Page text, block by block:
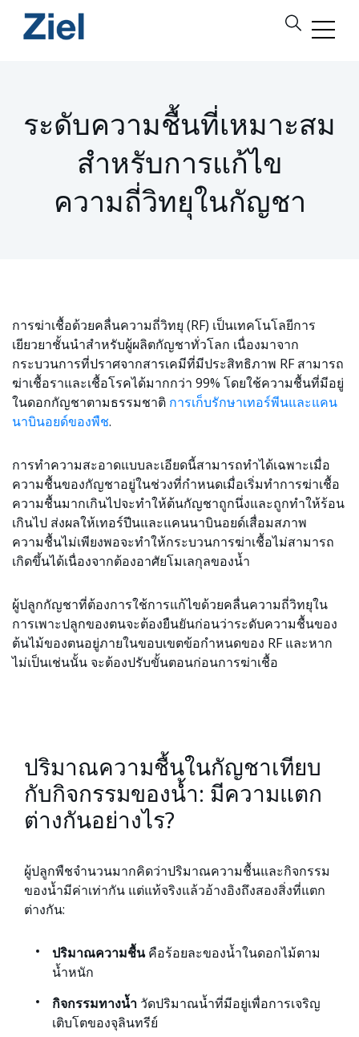
ระดับความชื้นที่เหมาะสม
สำหรับการแก้ไข
ความถี่วิทยุในกัญชา
การฆ่าเชื้อด้วยคลื่นความถี่วิทยุ (RF) เป็นเทคโนโลยีการ
เยียวยาชั้นนำสำหรับผู้ผลิตกัญชาทั่วโลก เนื่องมาจาก
กระบวนการที่ปราศจากสารเคมีที่มีประสิทธิภาพ RF สามารถ
ฆ่าเชื้อราและเชื้อโรคได้มากกว่า 99% โดยใช้ความชื้นที่มีอยู่
ในดอกกัญชาตามธรรมชาติ การเก็บรักษาเทอร์พีนและแคน
นาบินอยด์ของพืช.
การทำความสะอาดแบบละเอียดนี้สามารถทำได้เฉพาะเมื่อ
ความชื้นของกัญชาอยู่ในช่วงที่กำหนดเมื่อเริ่มทำการฆ่าเชื้อ
ความชื้นมากเกินไปจะทำให้ต้นกัญชาถูกนึ่งและถูกทำให้ร้อน
เกินไป ส่งผลให้เทอร์ปีนและแคนนาบินอยด์เสื่อมสภาพ
ความชื้นไม่เพียงพอจะทำให้กระบวนการฆ่าเชื้อไม่สามารถ
เกิดขึ้นได้เนื่องจากต้องอาศัยโมเลกุลของน้ำ
ผู้ปลูกกัญชาที่ต้องการใช้การแก้ไขด้วยคลื่นความถี่วิทยุใน
การเพาะปลูกของตนจะต้องยืนยันก่อนว่าระดับความชื้นของ
ต้นไม้ของตนอยู่ภายในขอบเขตข้อกำหนดของ RF และหาก
ไม่เป็นเช่นนั้น จะต้องปรับขั้นตอนก่อนการฆ่าเชื้อ
ปริมาณความชื้นในกัญชาเทียบ
กับกิจกรรมของน้ำ: มีความแตก
ต่างกันอย่างไร?
ผู้ปลูกพืชจำนวนมากคิดว่าปริมาณความชื้นและกิจกรรม
ของน้ำมีค่าเท่ากัน แต่แท้จริงแล้วอ้างอิงถึงสองสิ่งที่แตก
ต่างกัน:
ปริมาณความชื้นคือร้อยละของน้ำในดอกไม้ตาม
น้ำหนัก
กิจกรรมทางน้ำ วัดปริมาณน้ำที่มีอยู่เพื่อการเจริญ
เติบโตของจุลินทรีย์